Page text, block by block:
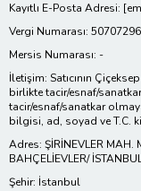
Kayıtlı E-Posta Adresi:
Vergi Numarası:
Mersis Numarası: -
İletişim: Satıcının
birlikte tacir/esnaf/
tacir/esnaf/sanatkar
bilgisi, ad, soyad ve T.C.
Adres: ŞİRİNEVLER MAH.
BAHÇELİEVLER/
Şehir: İstanbul